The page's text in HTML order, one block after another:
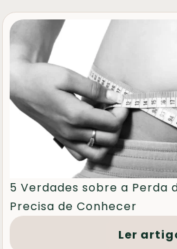
5 Verdades sobre a Perda
Precisa de Conhecer
Ler